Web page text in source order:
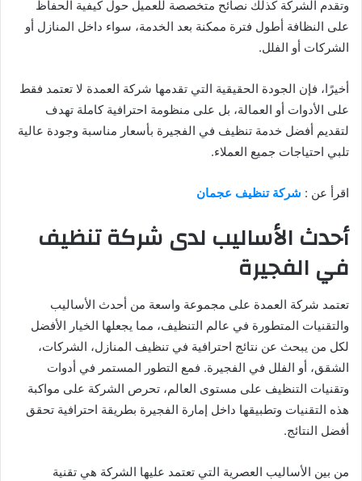
وتقدم الشركة كذلك نصائح متخصصة للعميل حول كيفية الحفاظ
على النظافة أطول فترة ممكنة بعد الخدمة، سواء داخل المنازل أو
الشركات أو الفلل.
أخيرًا، فإن الجودة الحقيقية التي تقدمها شركة العمدة لا تعتمد فقط
على الأدوات أو العمالة، بل على منظومة احترافية كاملة تهدف
لتقديم أفضل خدمة تنظيف في الفجيرة بأسعار مناسبة وجودة عالية
تلبي احتياجات جميع العملاء.
اقرأ عن : شركة تنظيف عجمان
أحدث الأساليب لدى شركة تنظيف
في الفجيرة
تعتمد شركة العمدة على مجموعة واسعة من أحدث الأساليب
والتقنيات المتطورة في عالم التنظيف، مما يجعلها الخيار الأفضل
لكل من يبحث عن نتائج احترافية في تنظيف المنازل، الشركات،
الشقق، أو الفلل في الفجيرة. فمع التطور المستمر في أدوات
وتقنيات التنظيف على مستوى العالم، تحرص الشركة على مواكبة
هذه التقنيات وتطبيقها داخل إمارة الفجيرة بطريقة احترافية تحقق
أفضل النتائج.
من بين الأساليب العصرية التي تعتمد عليها الشركة هي تقنية